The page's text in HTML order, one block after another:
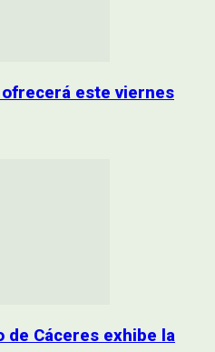
este viernes
de Cáceres exhibe la